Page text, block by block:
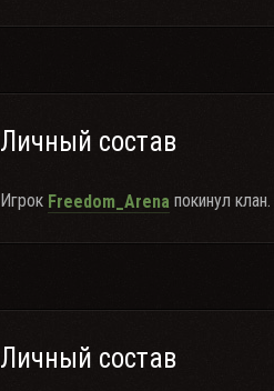
Личный состав
Игрок Freedom_Arena покинул клан.
Личный состав